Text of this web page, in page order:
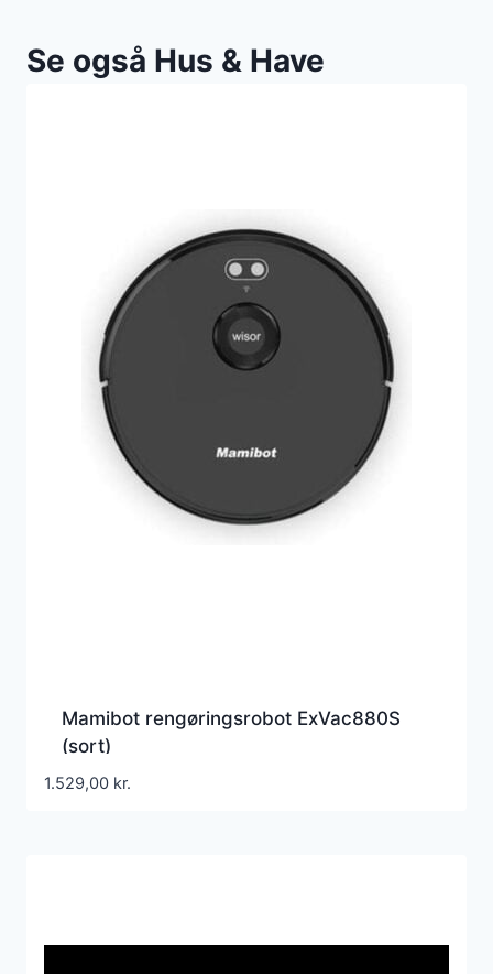
Se også Hus & Have
Mamibot rengøringsrobot ExVac880S
(sort)
1.529,00 kr.